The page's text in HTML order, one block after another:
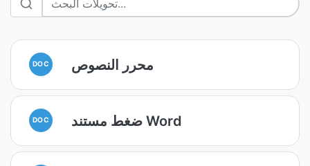
DOC محرر النصوص
DOC ضغط مستند Word